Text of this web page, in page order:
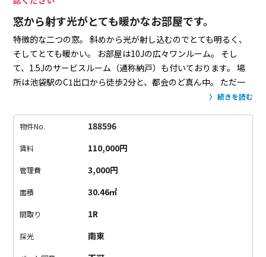
窓から射す光がとても暖かなお部屋です。
特徴的な二つの窓。 斜めから光が射し込むのでとても明るく、
そしてとても暖かい。
お部屋は10Jの広々ワンルーム。
そし
て、1.5Jのサービスルーム（通称納戸）も付いております。
場
所は池袋駅のC1出口から徒歩2分と、都会のど真ん中。
ただ一
つ言っておきたいのが、それゆえに周りは結構なホテル街で
ならなければ全然平気です。
なっております。）、
続きを読む
物件No. 188596
賃料 110,000円
管理費 3,000円
面積 30.46㎡
間取り 1R
採光 南東